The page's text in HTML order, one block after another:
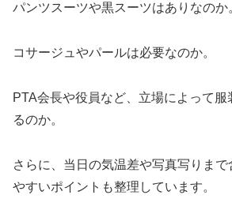
パンツスーツや黒スーツはありなのか
コサージュやパールは必要なのか。
PTA会長や役員など、立場によって
るのか。
さらに、当日の気温差や写真写りま
やすいポイントも整理しています。